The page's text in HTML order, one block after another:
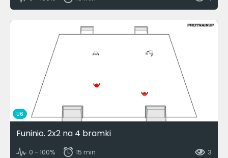
U6
Funinio. 2x2 na 4 bramki
0 - 100% 15 min 3